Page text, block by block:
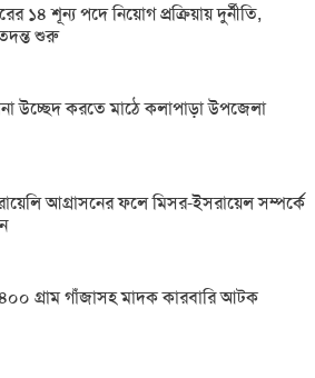
১৪ শূন্য পদে নিয়োগ প্রক্রিয়ায় দুর্নীতি,
শুরু
উচ্ছেদ করতে মাঠে কলাপাড়া উপজেলা
আগ্রাসনের ফলে মিসর-ইসরায়েল সম্পর্কে
৪০০ গ্রাম গাঁজাসহ মাদক কারবারি আটক